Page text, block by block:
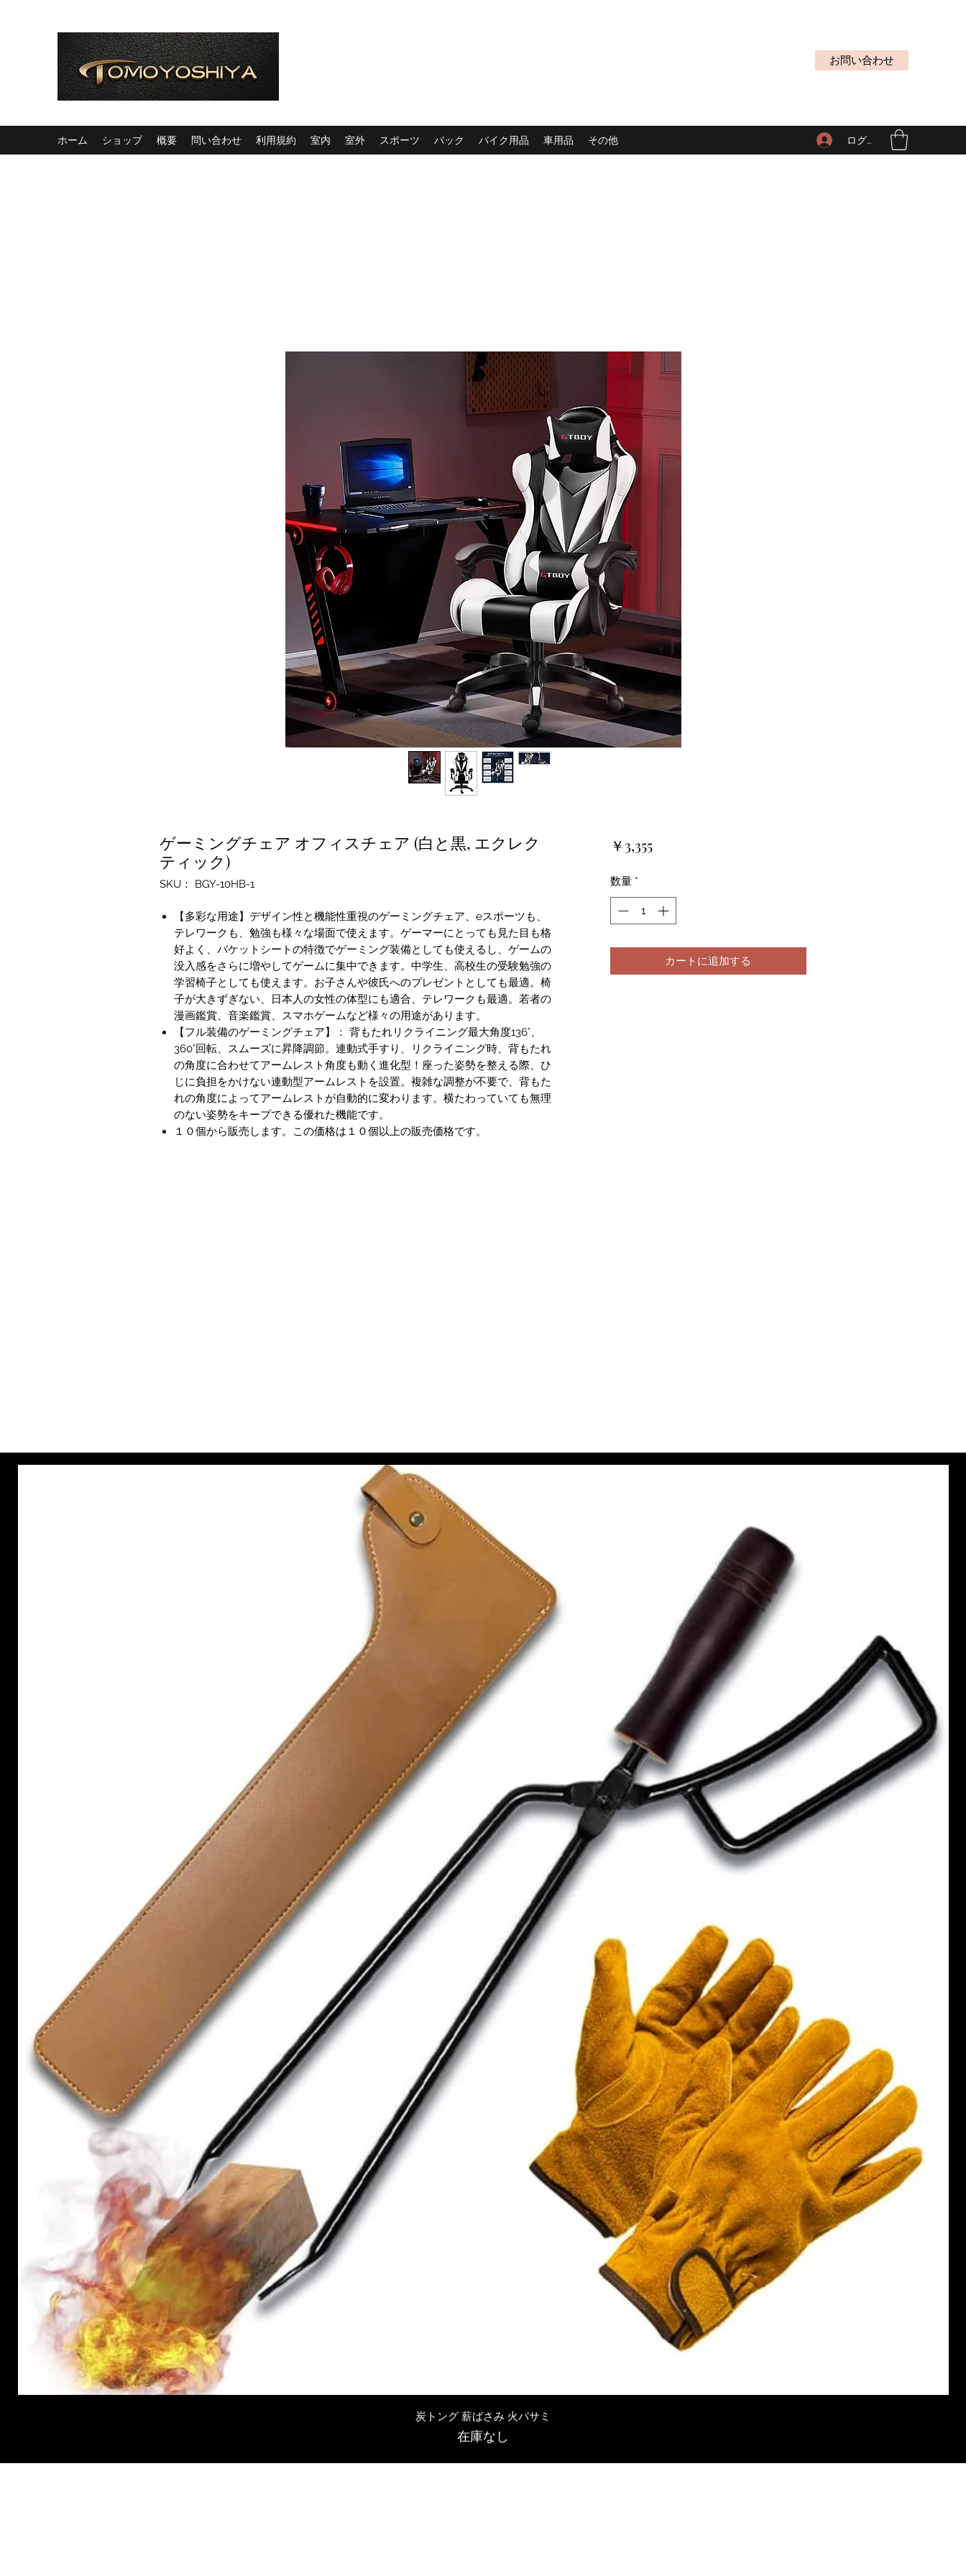
お問い合わせ
ホーム ショップ 概要 問い合わせ 利用規約 室内 室外 スポーツ バック バイク用品 車用品 その他 ログイン
ゲーミングチェア オフィスチェア (白と黒, エクレク
ティック)
SKU： BGY-10HB-1
【多彩な用途】デザイン性と機能性重視のゲーミングチェア、eスポーツも、
テレワークも、勉強も様々な場面で使えます。ゲーマーにとっても見た目も格
好よく、バケットシートの特徴でゲーミング装備としても使えるし、ゲームの
没入感をさらに増やしてゲームに集中できます。中学生、高校生の受験勉強の
学習椅子としても使えます。お子さんや彼氏へのプレゼントとしても最適。椅
子が大きずぎない、日本人の女性の体型にも適合、テレワークも最適。若者の
漫画鑑賞、音楽鑑賞、スマホゲームなど様々の用途があります。
【フル装備のゲーミングチェア】： 背もたれリクライニング最大角度136°、
360°回転、スムーズに昇降調節。連動式手すり、リクライニング時、背もたれ
の角度に合わせてアームレスト角度も動く進化型！座った姿勢を整える際、ひ
じに負担をかけない連動型アームレストを設置。複雑な調整が不要で、背もた
れの角度によってアームレストが自動的に変わります。横たわっていても無理
のない姿勢をキープできる優れた機能です。
１０個から販売します。この価格は１０個以上の販売価格です。
￥3,355価
数量 *
カートに追加する
クイックビュー
炭トング 薪ばさみ 火バサミ
在庫なし